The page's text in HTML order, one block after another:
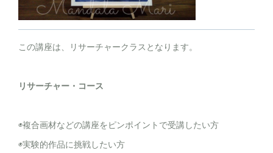
この講座は、リサーチャークラスとなります。
リサーチャー・コース
◉複合画材などの講座をピンポイントで受講したい方
◉実験的作品に挑戦したい方